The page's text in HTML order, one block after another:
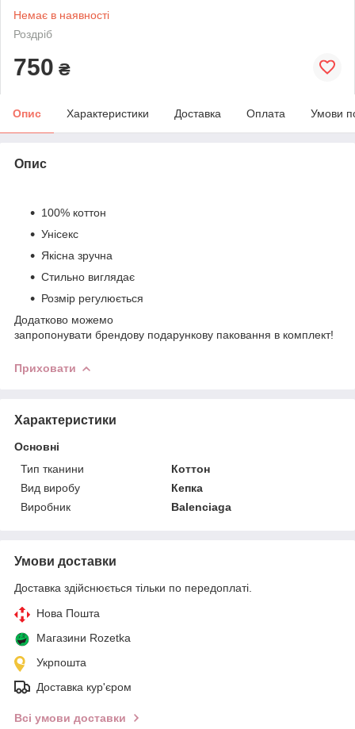
Немає в наявності
Роздріб
750 ₴
Опис Характеристики Доставка Оплата Умови
Опис
100% коттон
Унісекс
Якісна зручна
Стильно виглядає
Розмір регулюється
Додатково можемо
запропонувати брендову подарункову паковання в комплект!
Приховати
Характеристики
Основні
Тип тканини
Коттон
Вид виробу
Кепка
Виробник
Balenciaga
Умови доставки
Доставка здійснюється тільки по передоплаті.
Нова Пошта
Магазини Rozetka
Укрпошта
Доставка кур'єром
Всі умови доставки